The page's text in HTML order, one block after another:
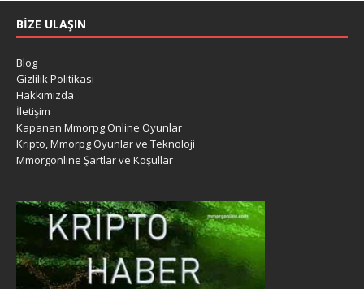
BIZE ULAŞIN
Blog
Gizlilik Politikası
Hakkımızda
İletişim
Kapanan Mmorpg Online Oyunlar
Kripto, Mmorpg Oyunlar ve Teknoloji
Mmorgonline Şartlar ve Koşullar